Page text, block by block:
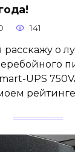
141
расскажу о
UPS